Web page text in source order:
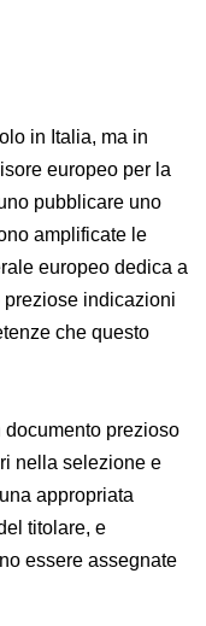
che trattano dati
solo in Italia, ma in
europeo
opportuno
nel quale
sulle
che questo
documento